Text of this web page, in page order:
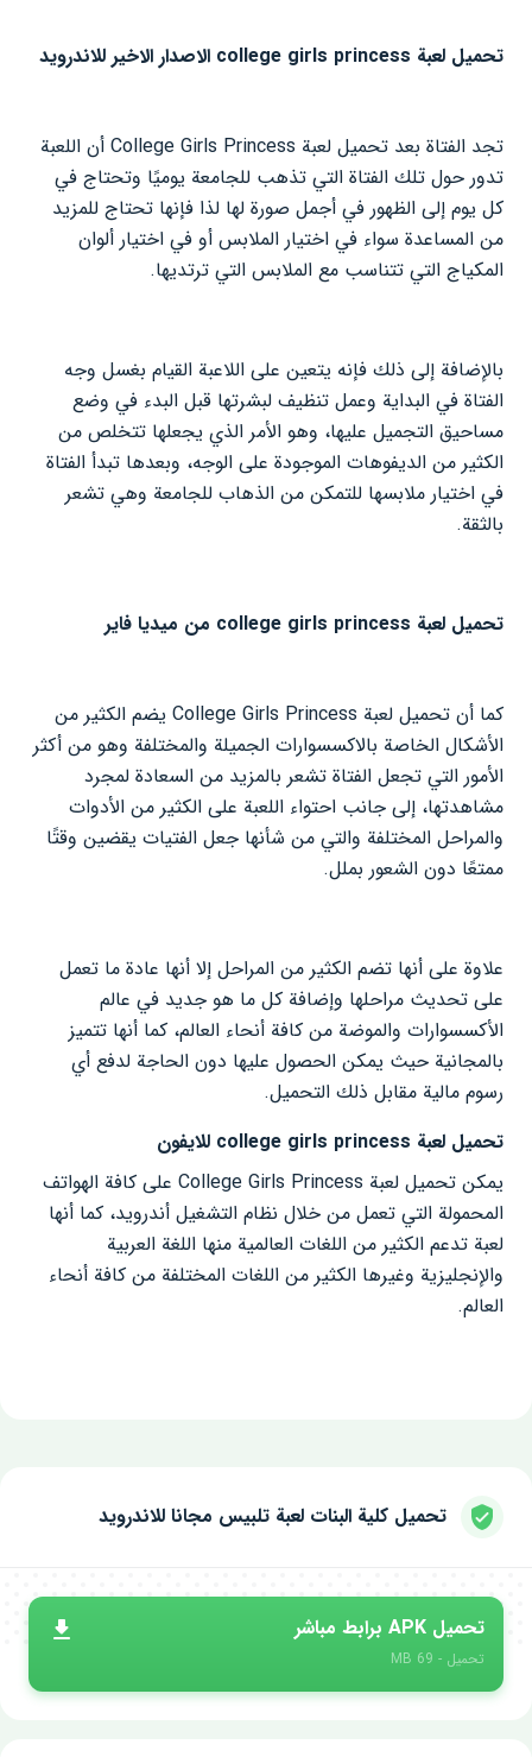
تحميل لعبة college girls princess الاصدار الاخير للاندرويد
تجد الفتاة بعد تحميل لعبة College Girls Princess أن اللعبة
تدور حول تلك الفتاة التي تذهب للجامعة يوميًا وتحتاج في
كل يوم إلى الظهور في أجمل صورة لها لذا فإنها تحتاج للمزيد
من المساعدة سواء في اختيار الملابس أو في اختيار ألوان
المكياج التي تتناسب مع الملابس التي ترتديها.
بالإضافة إلى ذلك فإنه يتعين على اللاعبة القيام بغسل وجه
الفتاة في البداية وعمل تنظيف لبشرتها قبل البدء في وضع
مساحيق التجميل عليها، وهو الأمر الذي يجعلها تتخلص من
الكثير من الديفوهات الموجودة على الوجه، وبعدها تبدأ الفتاة
في اختيار ملابسها للتمكن من الذهاب للجامعة وهي تشعر
بالثقة.
تحميل لعبة college girls princess من ميديا فاير
كما أن تحميل لعبة College Girls Princess يضم الكثير من
الأشكال الخاصة بالاكسسوارات الجميلة والمختلفة وهو من أكثر
الأمور التي تجعل الفتاة تشعر بالمزيد من السعادة لمجرد
مشاهدتها، إلى جانب احتواء اللعبة على الكثير من الأدوات
والمراحل المختلفة والتي من شأنها جعل الفتيات يقضين وقتًا
ممتعًا دون الشعور بملل.
علاوة على أنها تضم الكثير من المراحل إلا أنها عادة ما تعمل
على تحديث مراحلها وإضافة كل ما هو جديد في عالم
الأكسسوارات والموضة من كافة أنحاء العالم، كما أنها تتميز
بالمجانية حيث يمكن الحصول عليها دون الحاجة لدفع أي
رسوم مالية مقابل ذلك التحميل.
تحميل لعبة college girls princess للايفون
يمكن تحميل لعبة College Girls Princess على كافة الهواتف
المحمولة التي تعمل من خلال نظام التشغيل أندرويد، كما أنها
لعبة تدعم الكثير من اللغات العالمية منها اللغة العربية
والإنجليزية وغيرها الكثير من اللغات المختلفة من كافة أنحاء
العالم.
تحميل كلية البنات لعبة تلبيس مجانا للاندرويد
تحميل APK برابط مباشر
تحميل - 69 MB